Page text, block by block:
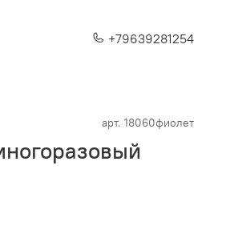
+79639281254
арт. 18060фиолет